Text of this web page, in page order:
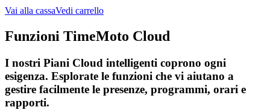
Vai alla cassaVedi carrello
Funzioni TimeMoto Cloud
I nostri Piani Cloud intelligenti coprono ogni
esigenza. Esplorate le funzioni che vi aiutano a
gestire facilmente le presenze, programmi, orari e
rapporti.